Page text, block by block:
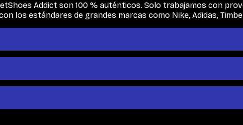
Addict son 100 % auténticos. Solo trabajamos con
los estándares de grandes marcas como Nike, Adidas,